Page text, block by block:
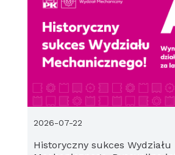
Historyczny sukces Wydziału
2026-07-22